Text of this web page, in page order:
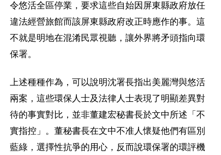
令悠活全區停業，要求這些自始因屏東縣政府放任
違法經營旅館而該屏東縣政府改正時應作的事。這
不就是明地在混淆民眾視聽，讓外界將矛頭指向環
保署。
上述種種作為，可以說明沈署長指出美麗灣與悠活
兩案，這些環保人士及法律人士表現了明顯差異對
待的事實對比，並非董建宏秘書長於文中所述「不
實指控」。董秘書長在文中不准人懷疑他們有區別
藍綠，選擇性抗爭的用心，反而說環保署的環評機